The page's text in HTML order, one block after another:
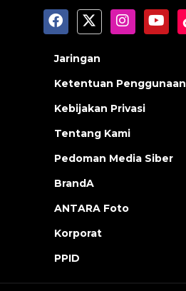
Jaringan
Ketentuan Penggunaan
Kebijakan Privasi
Tentang Kami
Pedoman Media Siber
BrandA
ANTARA Foto
Korporat
PPID